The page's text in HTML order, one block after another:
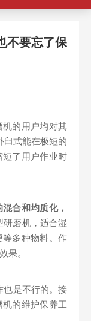
不要忘了保
的用户均对其
臼式能在极短的
了用户作业时
混合和均质化，
研磨机，适合湿
多种物料。作
果。
是不行的。接
的维护保养工